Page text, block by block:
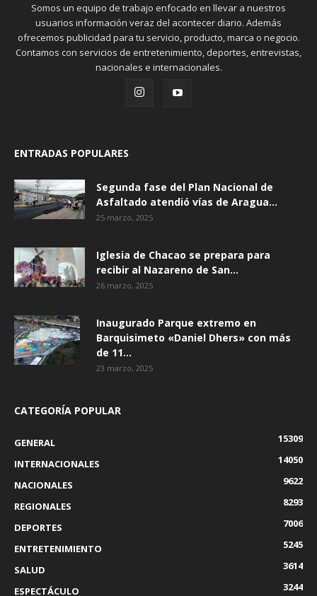
Somos un equipo de trabajo enfocado en llevar a nuestros
usuarios información veraz del acontecer diario. Además
ofrecemos publicidad para tu servicio, producto, marca o negocio.
Contamos con servicios de entretenimiento, deportes, entrevistas,
nacionales e internacionales.
ENTRADAS POPULARES
Segunda fase del Plan Nacional de
Asfaltado atendió vías de Aragua...
25 marzo, 2025
Iglesia de Chacao se prepara para
recibir al Nazareno de San...
26 marzo, 2025
Inaugurado Parque extremo en
Barquisimeto «Daniel Dhers» con más
de 11...
23 marzo, 2025
CATEGORÍA POPULAR
GENERAL
15309
INTERNACIONALES
14050
NACIONALES
9622
REGIONALES
8293
DEPORTES
7006
ENTRETENIMIENTO
5245
SALUD
3614
ESPECTÁCULO
3244